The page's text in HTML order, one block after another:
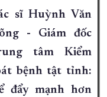
sĩ Huỳnh Văn
- Giám đốc
tâm Kiểm
bệnh tật tỉnh:
đẩy mạnh hơn